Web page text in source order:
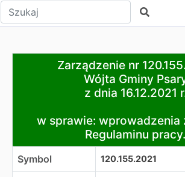
Wpisz tekst do wyszukania Szukaj
Zarządzenie nr 120.155.2021
Wójta Gminy Psary
z dnia 16.12.2021 r.
w sprawie: wprowadzenia zmian do
Zarządzenie nr
Wójta Gminy
z dnia 16.12.2021
w sprawie: wprowadzenia
Regulaminu pracy.
Symbol 120.155.2021